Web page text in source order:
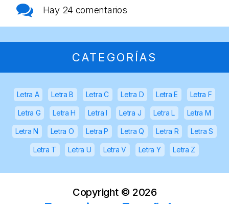
Hay 24 comentarios
CATEGORÍAS
Letra A Letra B Letra C Letra D Letra E Letra F
Letra G Letra H Letra I Letra J Letra L Letra M
Letra N Letra O Letra P Letra Q Letra R Letra S
Letra T Letra U Letra V Letra Y Letra Z
Copyright © 2026